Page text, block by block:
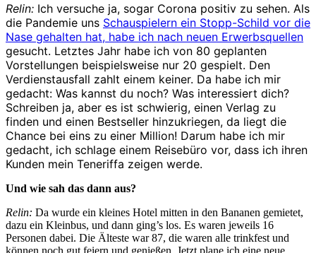
Relin: Ich versuche ja, sogar Corona positiv zu sehen. Als
die Pandemie uns Schauspielern ein Stopp-Schild vor die
Nase gehalten hat, habe ich nach neuen Erwerbsquellen
gesucht. Letztes Jahr habe ich von 80 geplanten
Vorstellungen beispielsweise nur 20 gespielt. Den
Verdienstausfall zahlt einem keiner. Da habe ich mir
gedacht: Was kannst du noch? Was interessiert dich?
Schreiben ja, aber es ist schwierig, einen Verlag zu
finden und einen Bestseller hinzukriegen, da liegt die
Chance bei eins zu einer Million! Darum habe ich mir
gedacht, ich schlage einem Reisebüro vor, dass ich ihren
Kunden mein Teneriffa zeigen werde.
Und wie sah das dann aus?
Relin: Da wurde ein kleines Hotel mitten in den Bananen gemietet,
dazu ein Kleinbus, und dann ging’s los. Es waren jeweils 16
Personen dabei. Die Älteste war 87, die waren alle trinkfest und
können noch gut feiern und genießen. Jetzt plane ich eine neue